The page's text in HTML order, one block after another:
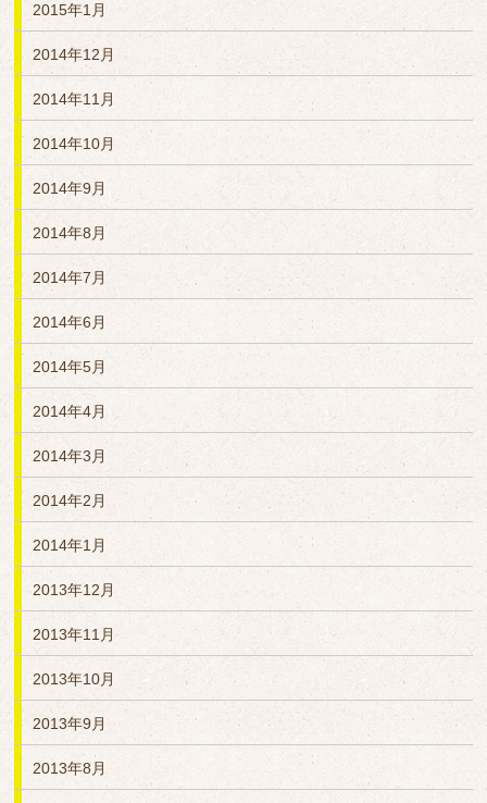
2015年1月
2014年12月
2014年11月
2014年10月
2014年9月
2014年8月
2014年7月
2014年6月
2014年5月
2014年4月
2014年3月
2014年2月
2014年1月
2013年12月
2013年11月
2013年10月
2013年9月
2013年8月